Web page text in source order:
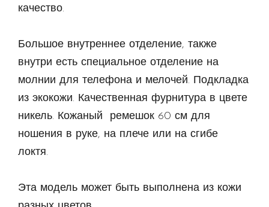
качество.
Большое внутреннее отделение, также
внутри есть специальное отделение на
молнии для телефона и мелочей. Подкладка
из экокожи. Качественная фурнитура в цвете
никель. Кожаный ремешок 60 см для
ношения в руке, на плече или на сгибе
локтя.
Эта модель может быть выполнена из кожи